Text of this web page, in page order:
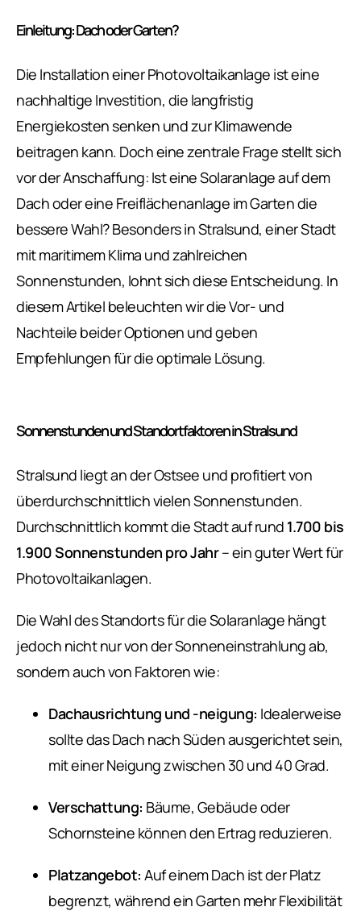
Einleitung: Dach oder Garten?
Die Installation einer Photovoltaikanlage ist eine
nachhaltige Investition, die langfristig
Energiekosten senken und zur Klimawende
beitragen kann. Doch eine zentrale Frage stellt sich
vor der Anschaffung: Ist eine Solaranlage auf dem
Dach oder eine Freiflächenanlage im Garten die
bessere Wahl? Besonders in Stralsund, einer Stadt
mit maritimem Klima und zahlreichen
Sonnenstunden, lohnt sich diese Entscheidung. In
diesem Artikel beleuchten wir die Vor- und
Nachteile beider Optionen und geben
Empfehlungen für die optimale Lösung.
Sonnenstunden und Standortfaktoren in Stralsund
Stralsund liegt an der Ostsee und profitiert von
überdurchschnittlich vielen Sonnenstunden.
Durchschnittlich kommt die Stadt auf rund 1.700 bis
1.900 Sonnenstunden pro Jahr– ein guter Wert für
Photovoltaikanlagen.
Die Wahl des Standorts für die Solaranlage hängt
jedoch nicht nur von der Sonneneinstrahlung ab,
sondern auch von Faktoren wie:
Dachausrichtung und -neigung: Idealerweise
sollte das Dach nach Süden ausgerichtet sein,
mit einer Neigung zwischen 30 und 40 Grad.
Verschattung: Bäume, Gebäude oder
Schornsteine können den Ertrag reduzieren.
Platzangebot: Auf einem Dach ist der Platz
begrenzt, während ein Garten mehr Flexibilität